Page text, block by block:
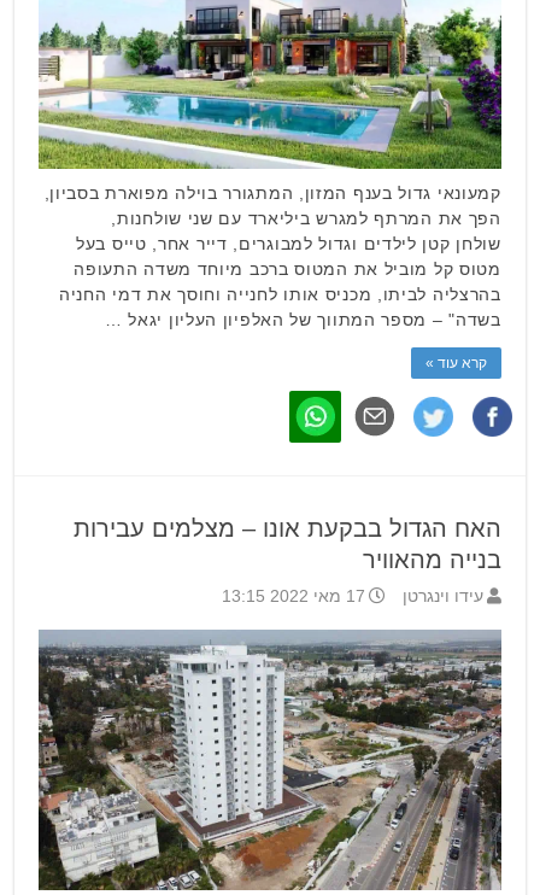
קמעונאי גדול בענף המזון, המתגורר בוילה מפוארת בסביון,
הפך את המרתף למגרש ביליארד עם שני שולחנות,
שולחן קטן לילדים וגדול למבוגרים, דייר אחר, טייס בעל
מטוס קל מוביל את המטוס ברכב מיוחד משדה התעופה
בהרצליה לביתו, מכניס אותו לחנייה וחוסך את דמי החניה
בשדה" – מספר המתווך של האלפיון העליון יגאל …
קרא עוד »
האח הגדול בבקעת אונו – מצלמים עבירות
בנייה מהאוויר
עידו וינגרטן 17 מאי 2022 13:15